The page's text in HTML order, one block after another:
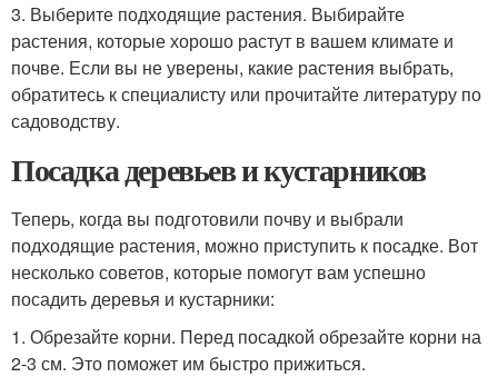
3. Выберите подходящие растения. Выбирайте
растения, которые хорошо растут в вашем климате и
почве. Если вы не уверены, какие растения выбрать,
обратитесь к специалисту или прочитайте литературу по
садоводству.
Посадка деревьев и кустарников
Теперь, когда вы подготовили почву и выбрали
подходящие растения, можно приступить к посадке. Вот
несколько советов, которые помогут вам успешно
посадить деревья и кустарники:
1. Обрезайте корни. Перед посадкой обрезайте корни на
2-3 см. Это поможет им быстро прижиться.